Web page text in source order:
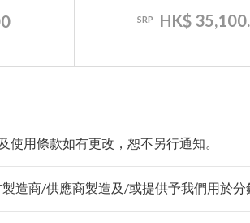
SRP HK$
使用條款如有更改，恕不另行通知。
造商/供應商製造及/或提供予我們用於分